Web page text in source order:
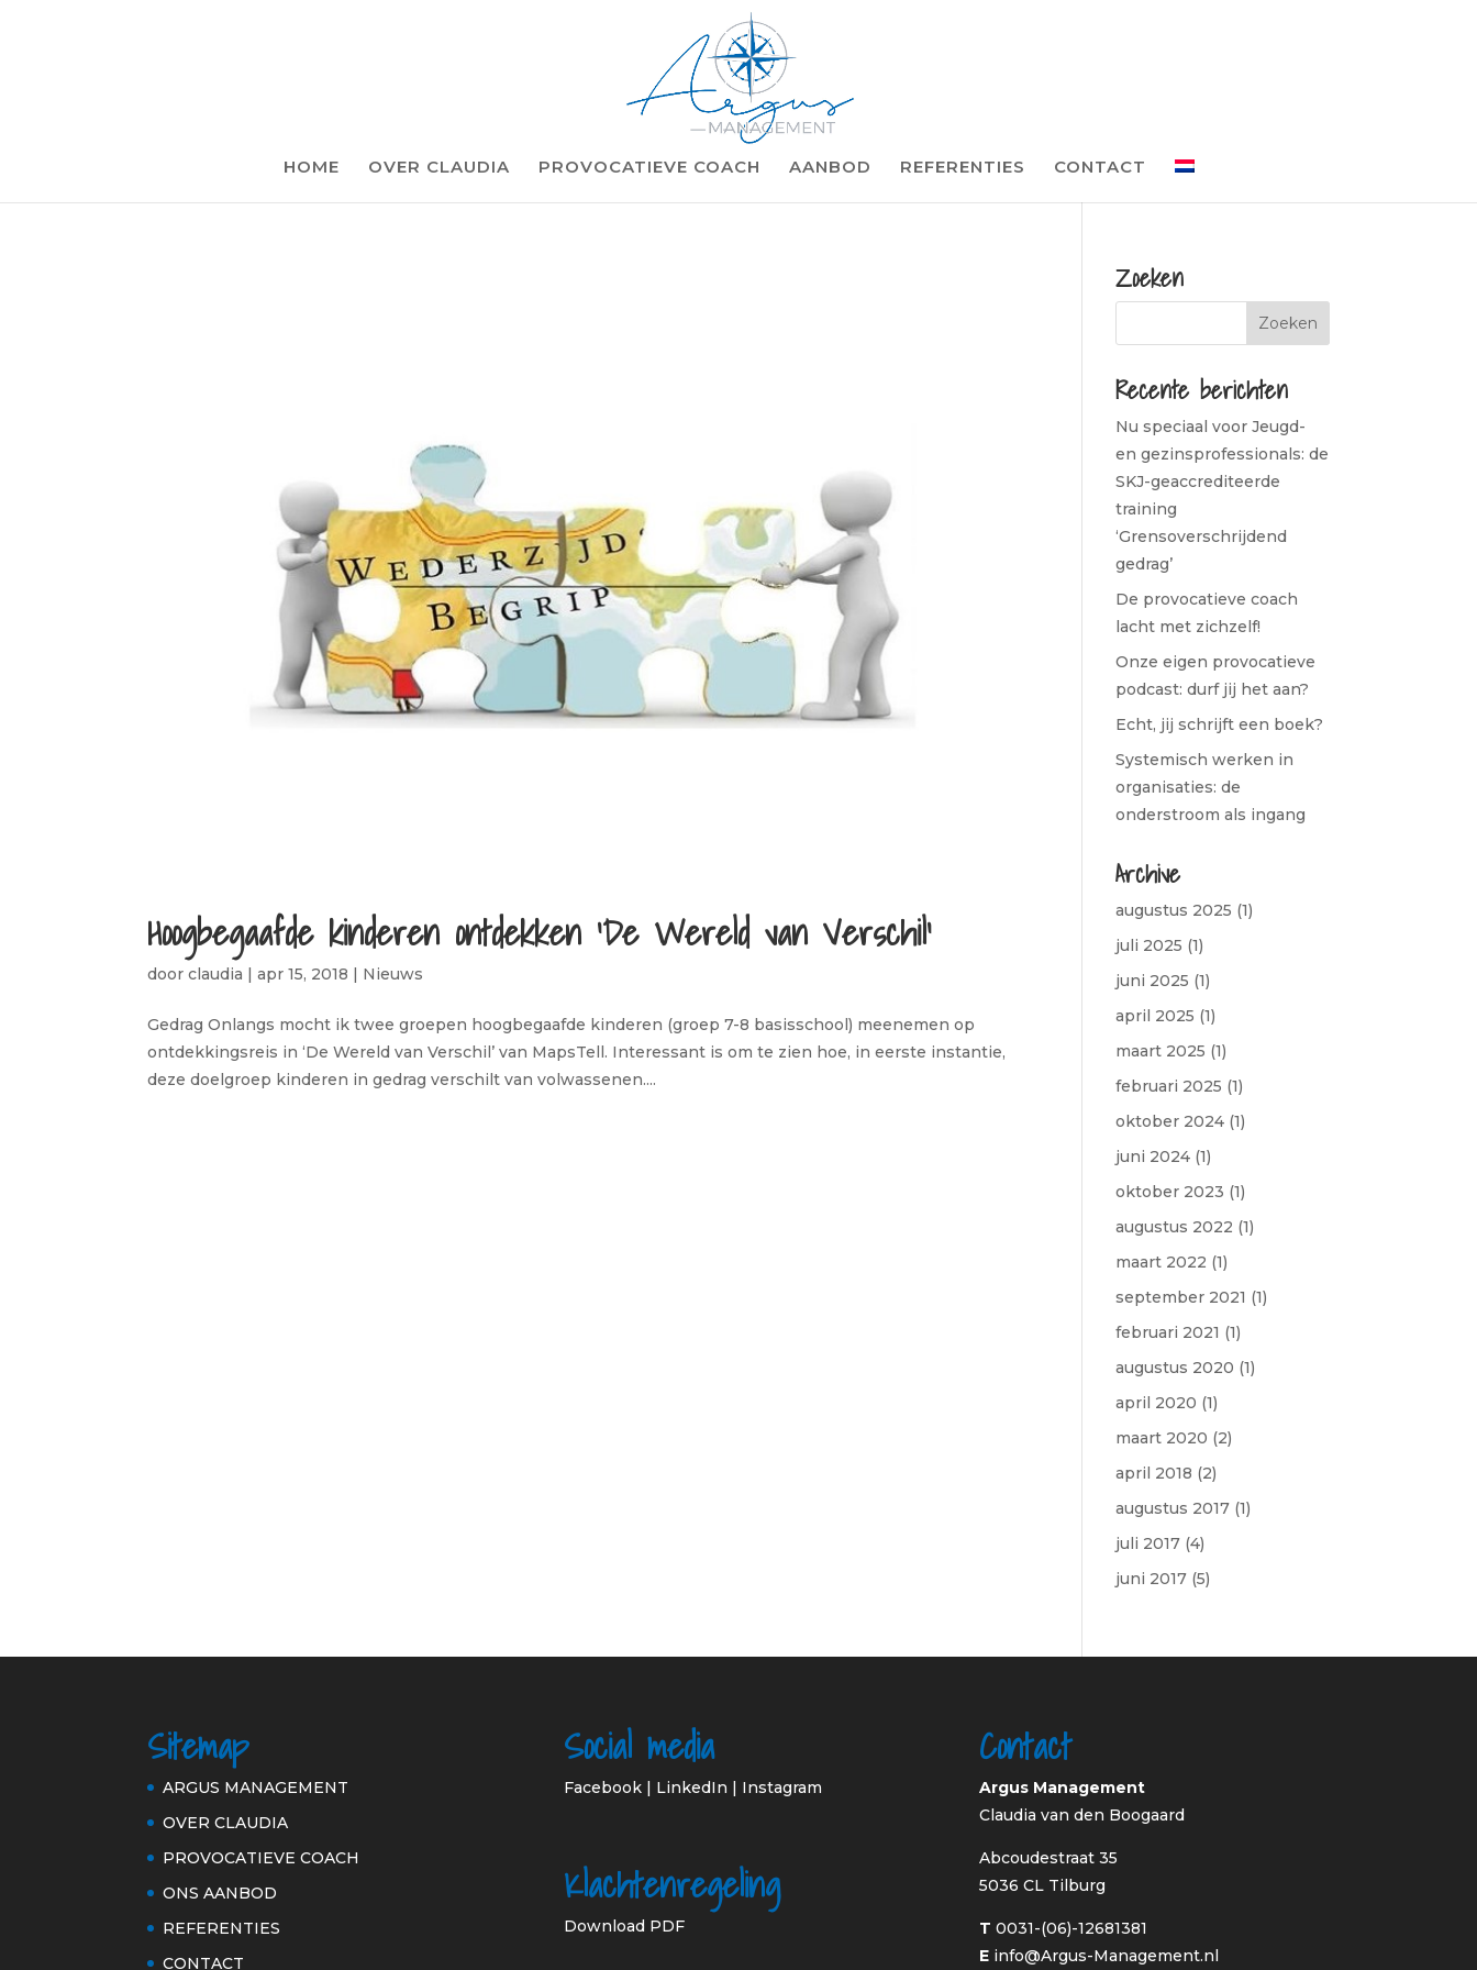
HOME OVER CLAUDIA PROVOCATIEVE COACH AANBOD REFERENTIES CONTACT
Hoogbegaafde kinderen ontdekken ‘De Wereld van Verschil’
doorclaudia |apr 15, 2018 | Nieuws
Gedrag Onlangs mocht ik twee groepen hoogbegaafde kinderen (groep 7-8 basisschool) meenemen op
ontdekkingsreis in ‘De Wereld van Verschil’ van MapsTell. Interessant is om te zien hoe, in eerste instantie,
deze doelgroep kinderen in gedrag verschilt van volwassenen....
Zoeken
Recente berichten
Nu speciaal voor Jeugd-
en gezinsprofessionals: de
SKJ-geaccrediteerde
training
‘Grensoverschrijdend
gedrag’
De provocatieve coach
lacht met zichzelf!
Onze eigen provocatieve
podcast: durf jij het aan?
Echt, jij schrijft een boek?
Systemisch werken in
organisaties: de
onderstroom als ingang
Archive
augustus 2025 (1)
juli 2025 (1)
juni 2025 (1)
april 2025 (1)
maart 2025 (1)
februari 2025 (1)
oktober 2024 (1)
juni 2024 (1)
oktober 2023 (1)
augustus 2022 (1)
maart 2022 (1)
september 2021 (1)
februari 2021 (1)
augustus 2020 (1)
april 2020 (1)
maart 2020 (2)
april 2018 (2)
augustus 2017 (1)
juli 2017 (4)
juni 2017 (5)
Sitemap
ARGUS MANAGEMENT
OVER CLAUDIA
PROVOCATIEVE COACH
ONS AANBOD
REFERENTIES
CONTACT
Social media
Facebook| LinkedIn | Instagram
Klachtenregeling
Download PDF
Contact
Argus Management
Claudia van den Boogaard
Abcoudestraat 35
5036 CL Tilburg
T 0031-(06)-12681381
E info@Argus-Management.nl